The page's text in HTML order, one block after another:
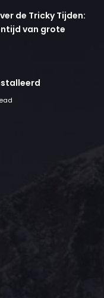
de Tricky Tijden:
van grote